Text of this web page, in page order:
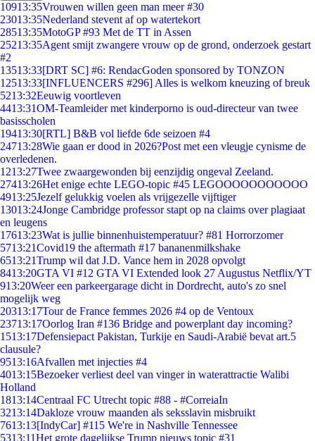
10913:35Vrouwen willen geen man meer #30
23013:35Nederland stevent af op watertekort
28513:35MotoGP #93 Met de TT in Assen
25213:35Agent smijt zwangere vrouw op de grond, onderzoek gestart
#2
13513:33[DRT SC] #6: RendacGoden sponsored by TONZON
12513:33[INFLUENCERS #296] Alles is welkom kneuzing of breuk
5213:32Eeuwig voortleven
4413:31OM-Teamleider met kinderporno is oud-directeur van twee
basisscholen
19413:30[RTL] B&B vol liefde 6de seizoen #4
24713:28Wie gaan er dood in 2026?Post met een vleugje cynisme de
overledenen.
1213:27Twee zwaargewonden bij eenzijdig ongeval Zeeland.
27413:26Het enige echte LEGO-topic #45 LEGOOOOOOOOOOO
4913:25Jezelf gelukkig voelen als vrijgezelle vijftiger
13013:24Jonge Cambridge professor stapt op na claims over plagiaat
en leugens
17613:23Wat is jullie binnenhuistemperatuur? #81 Horrorzomer
5713:21Covid19 the aftermath #17 bananenmilkshake
6513:21Trump wil dat J.D. Vance hem in 2028 opvolgt
8413:20GTA VI #12 GTA VI Extended look 27 Augustus Netflix/YT
913:20Weer een parkeergarage dicht in Dordrecht, auto's zo snel
mogelijk weg
20313:17Tour de France femmes 2026 #4 op de Ventoux
23713:17Oorlog Iran #136 Bridge and powerplant day incoming?
1513:17Defensiepact Pakistan, Turkije en Saudi-Arabië bevat art.5
clausule?
9513:16Afvallen met injecties #4
4013:15Bezoeker verliest deel van vinger in waterattractie Walibi
Holland
1813:14Centraal FC Utrecht topic #88 - #CorreiaIn
3213:14Dakloze vrouw maanden als seksslavin misbruikt
7613:13[IndyCar] #115 We're in Nashville Tennessee
5313:11Het grote dagelijkse Trump nieuws topic #31